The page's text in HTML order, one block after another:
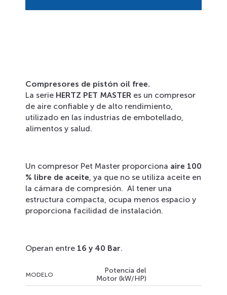
Compresores de pistón oil free.
La serie HERTZ PET MASTER es un compresor
de aire confiable y de alto rendimiento,
utilizado en las industrias de embotellado,
alimentos y salud.
Un compresor Pet Master proporciona aire 100
% libre de aceite, ya que no se utiliza aceite en
la cámara de compresión. Al tener una
estructura compacta, ocupa menos espacio y
proporciona facilidad de instalación.
Operan entre 16 y 40 Bar.
MODELO
Potencia del
Motor (kW/HP)